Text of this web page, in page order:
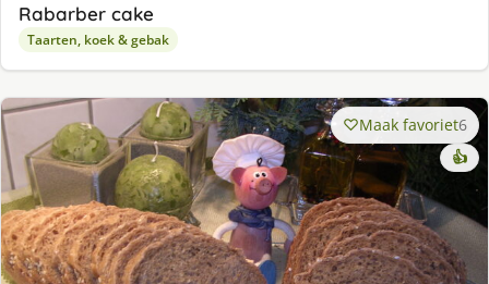
Rabarber cake
Taarten, koek & gebak
Maak favoriet6
👍